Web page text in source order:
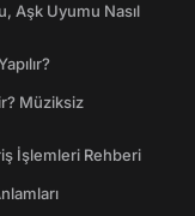
Aşk Uyumu Nasıl
Müziksiz
İşlemleri Rehberi